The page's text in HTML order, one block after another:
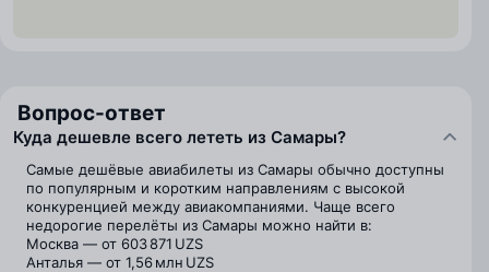
Вопрос-ответ
Куда дешевле всего лететь из Самары?
Самые дешёвые авиабилеты из Самары обычно доступны
по популярным и коротким направлениям с высокой
конкуренцией между авиакомпаниями. Чаще всего
недорогие перелёты из Самары можно найти в:
Москва — от 603 871 UZS
Анталья — от 1,56 млн UZS